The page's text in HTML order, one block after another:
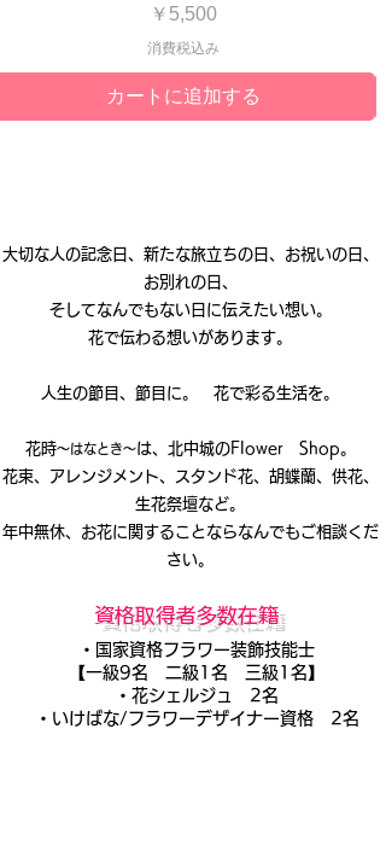
価格
￥5,500
消費税込み
カートに追加する
大切な人の記念日、新たな旅立ちの日、お祝いの日、
お別れの日、
そしてなんでもない日に伝えたい想い。
花で伝わる想いがあります。
人生の節目、節目に。 花で彩る生活を。
花時～はなとき～は、北中城のFlower Shop。
花束、アレンジメント、スタンド花、胡蝶蘭、供花、
生花祭壇など。
年中無休、お花に関することならなんでもご相談くだ
さい。
​資格取得者多数在籍
​・国家資格フラワー装飾技能士
【一級9名 二級1名 三級1名】
・花シェルジュ 2名
​・いけばな/フラワーデザイナー資格 2名